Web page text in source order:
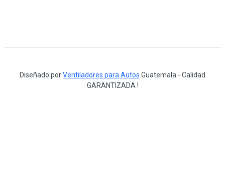
Diseñado porVentiladores para Autos Guatemala - Calidad
GARANTIZADA !